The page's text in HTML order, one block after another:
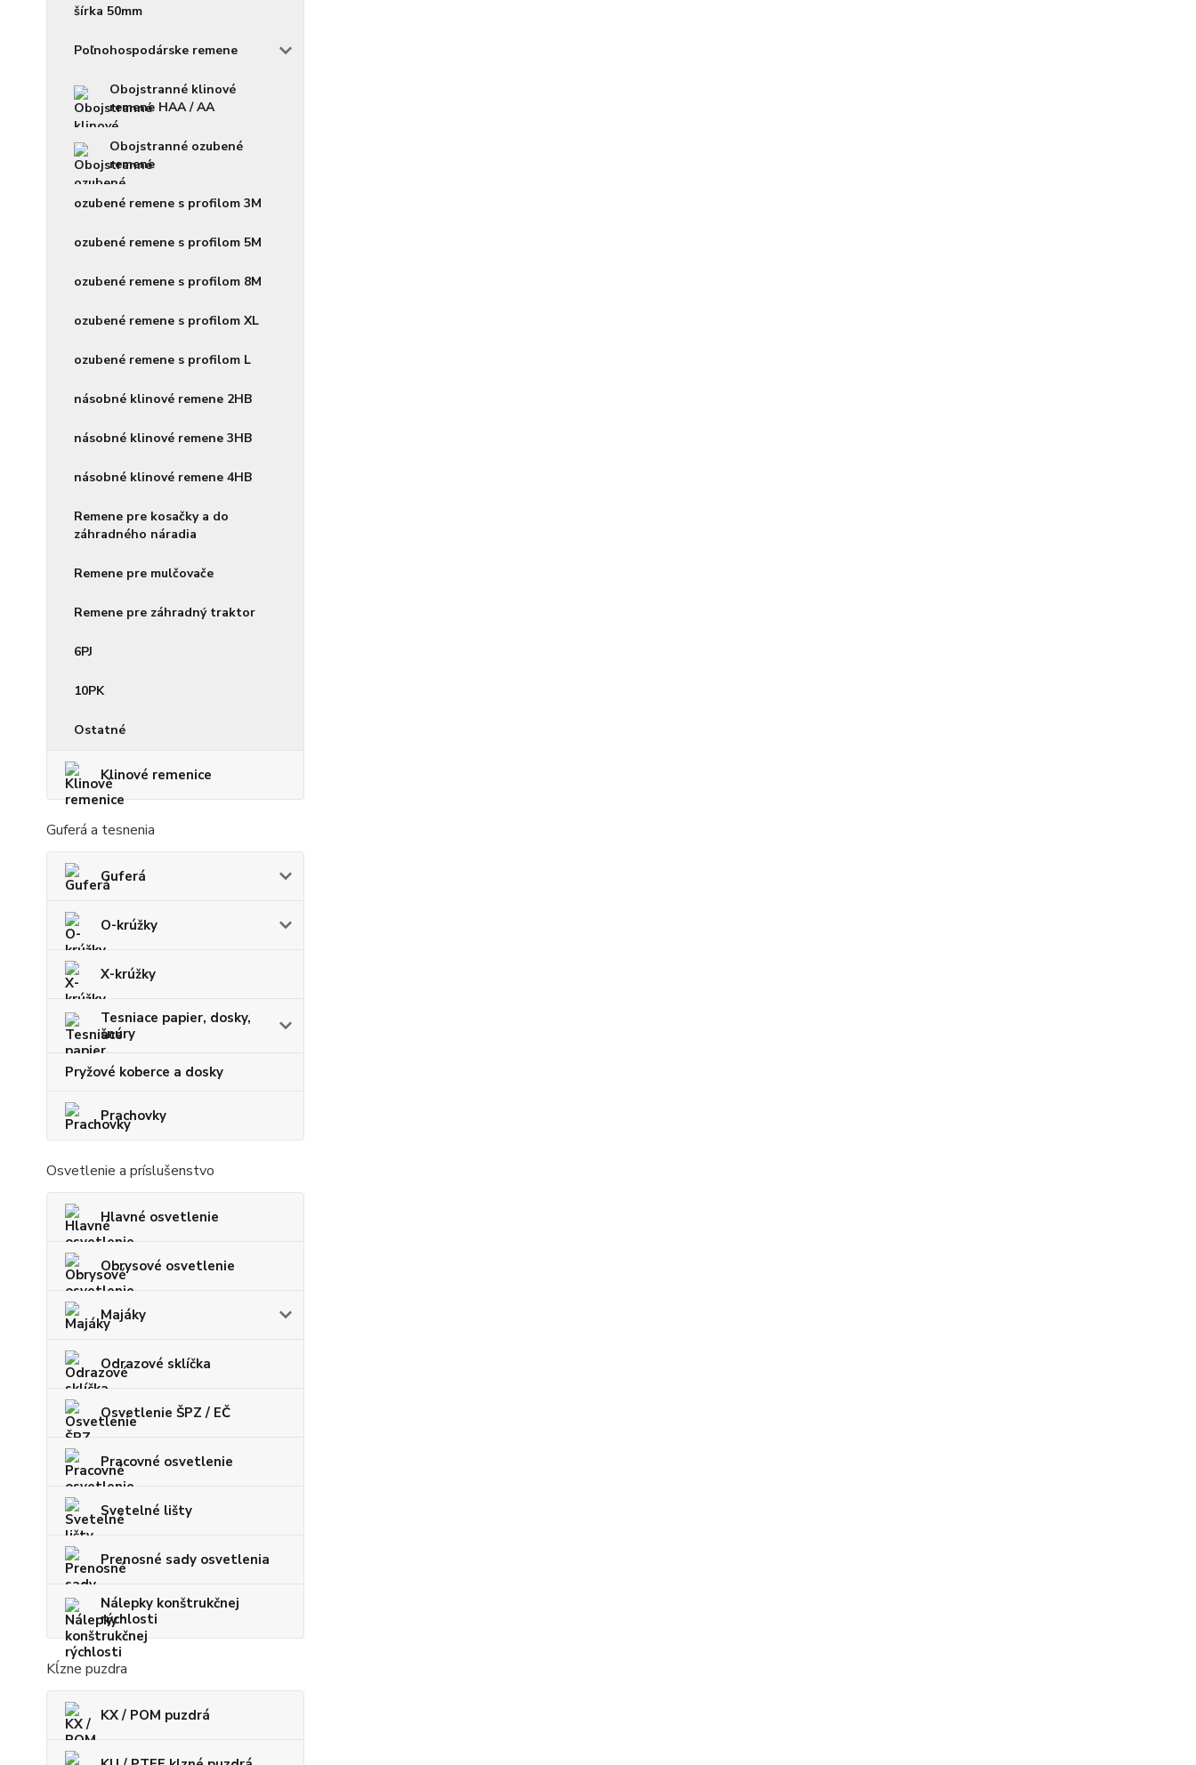
šírka 50mm
Poľnohospodárske remene
Obojstranné klinové
remene HAA / AA
Obojstranné ozubené
remene
ozubené remene s profilom 3M
ozubené remene s profilom 5M
ozubené remene s profilom 8M
ozubené remene s profilom XL
ozubené remene s profilom L
násobné klinové remene 2HB
násobné klinové remene 3HB
násobné klinové remene 4HB
Remene pre kosačky a do
záhradného náradia
Remene pre mulčovače
Remene pre záhradný traktor
6PJ
10PK
Ostatné
Klinové remenice
Guferá a tesnenia
Guferá
O-krúžky
X-krúžky
Tesniace papier, dosky,
šnúry
Pryžové koberce a dosky
Prachovky
Osvetlenie a príslušenstvo
Hlavné osvetlenie
Obrysové osvetlenie
Majáky
Odrazové sklíčka
Osvetlenie ŠPZ / EČ
Pracovné osvetlenie
Svetelné lišty
Prenosné sady osvetlenia
Nálepky konštrukčnej
rýchlosti
Kĺzne puzdra
KX / POM puzdrá